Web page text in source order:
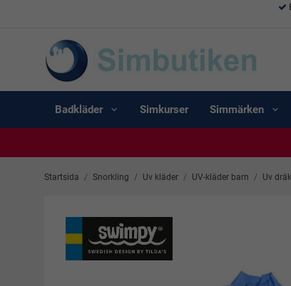
Badkläder Simkurser Simmärken
Startsida / Snorkling / Uv kläder / UV-kläder barn / Uv